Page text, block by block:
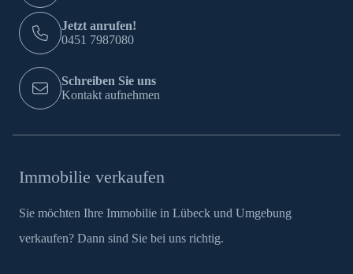
Jetzt anrufen!
0451 7987080
Schreiben Sie uns
Kontakt aufnehmen
Immobilie verkaufen
Sie möchten Ihre Immobilie in Lübeck und Umgebung
verkaufen? Dann sind Sie bei uns richtig.